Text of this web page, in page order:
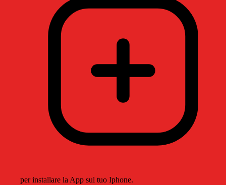
per installare la App sul tuo Iphone.